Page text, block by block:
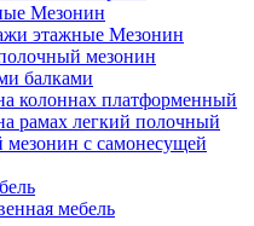
Мезонин
этажные Мезонин
мезонин
балками
колоннах платформенный
рамах легкий полочный
с самонесущей
мебель